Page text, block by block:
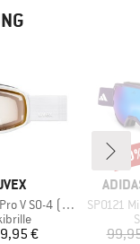
4 (VLT 7-81%)
Preis
€
Artikel
SP0121